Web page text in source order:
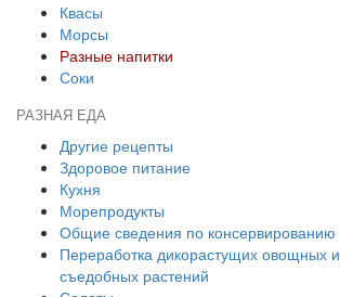
Квасы
Морсы
Разные напитки
Соки
РАЗНАЯ ЕДА
Другие рецепты
Здоровое питание
Кухня
Морепродукты
Общие сведения по консервированию
Переработка дикорастущих овощных
съедобных растений